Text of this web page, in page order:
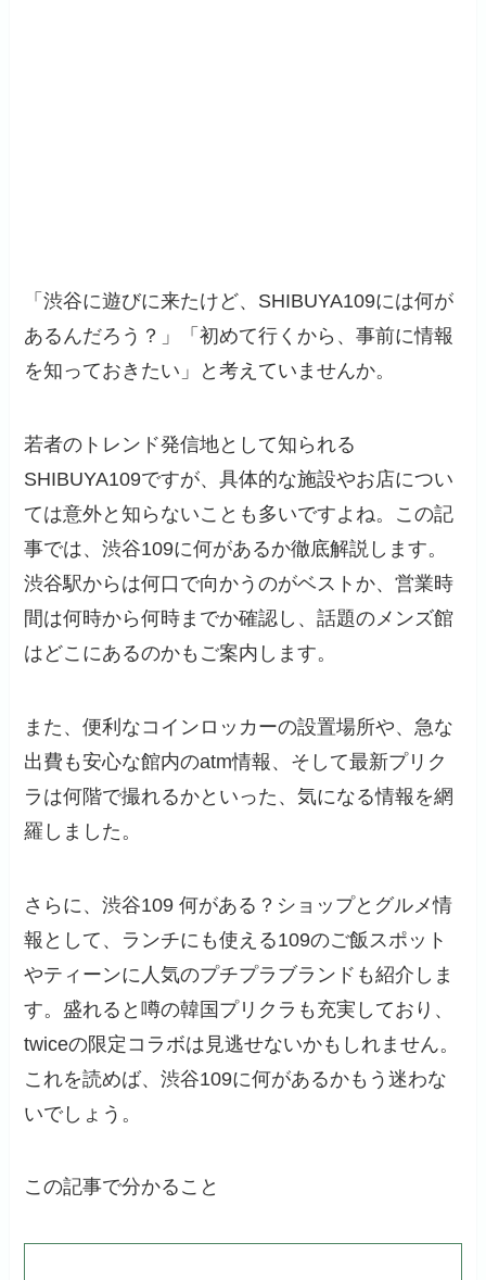
「渋谷に遊びに来たけど、SHIBUYA109には何が
あるんだろう？」「初めて行くから、事前に情報
を知っておきたい」と考えていませんか。
若者のトレンド発信地として知られる
SHIBUYA109ですが、具体的な施設やお店につい
ては意外と知らないことも多いですよね。この記
事では、渋谷109に何があるか徹底解説します。
渋谷駅からは何口で向かうのがベストか、営業時
間は何時から何時までか確認し、話題のメンズ館
はどこにあるのかもご案内します。
また、便利なコインロッカーの設置場所や、急な
出費も安心な館内のatm情報、そして最新プリク
ラは何階で撮れるかといった、気になる情報を網
羅しました。
さらに、渋谷109 何がある？ショップとグルメ情
報として、ランチにも使える109のご飯スポット
やティーンに人気のプチプラブランドも紹介しま
す。盛れると噂の韓国プリクラも充実しており、
twiceの限定コラボは見逃せないかもしれません。
これを読めば、渋谷109に何があるかもう迷わな
いでしょう。
この記事で分かること